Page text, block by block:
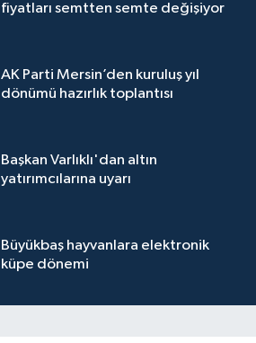
fiyatları semtten semte değişiyor
AK Parti Mersin’den kuruluş yıl
dönümü hazırlık toplantısı
Başkan Varlıklı'dan altın
yatırımcılarına uyarı
Büyükbaş hayvanlara elektronik
küpe dönemi